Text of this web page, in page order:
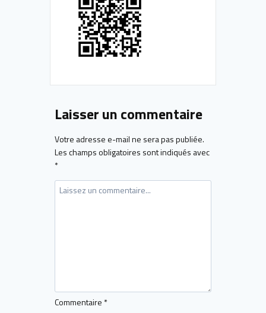
Laisser un commentaire
Votre adresse e-mail ne sera pas publiée.
Les champs obligatoires sont indiqués avec
*
Commentaire *